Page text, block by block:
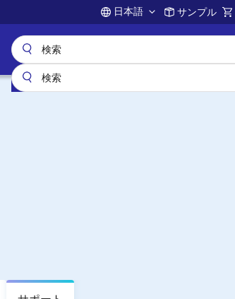
Account
日本語 サンプル